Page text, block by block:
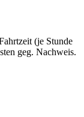
(je Stunde
geg. Nachweis.